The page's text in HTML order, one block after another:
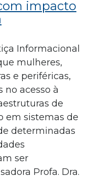
impacto
Informacional
mulheres,
e periféricas,
acesso à
de
em sistemas de
determinadas
ser
Profa. Dra.